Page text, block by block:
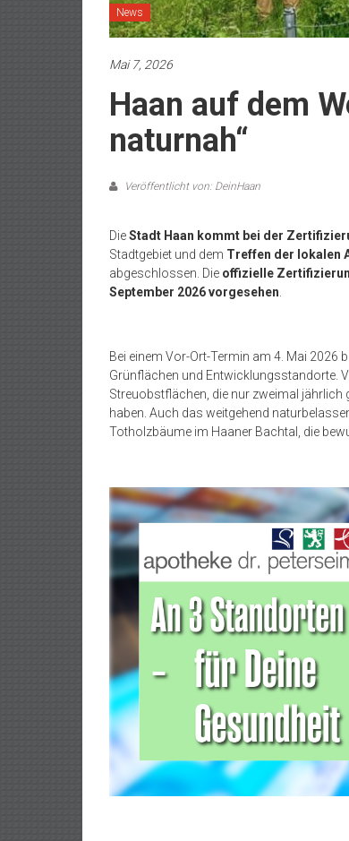
News
Mai 7, 2026
Haan auf dem
naturnah“
Veröffentlicht von: DeinHaan
DieStadt Haan kommt bei der
Stadtgebiet und dem Treffen der lokalen
abgeschlossen. Die offizielle
September 2026 vorgesehen
Bei einem Vor-Ort-Termin am 4. Mai 2026
Grünflächen und Entwicklungsstandorte.
Streuobstflächen, die nur zweimal jährlich
haben. Auch das weitgehend
Totholzbäume im Haaner Bachtal, die